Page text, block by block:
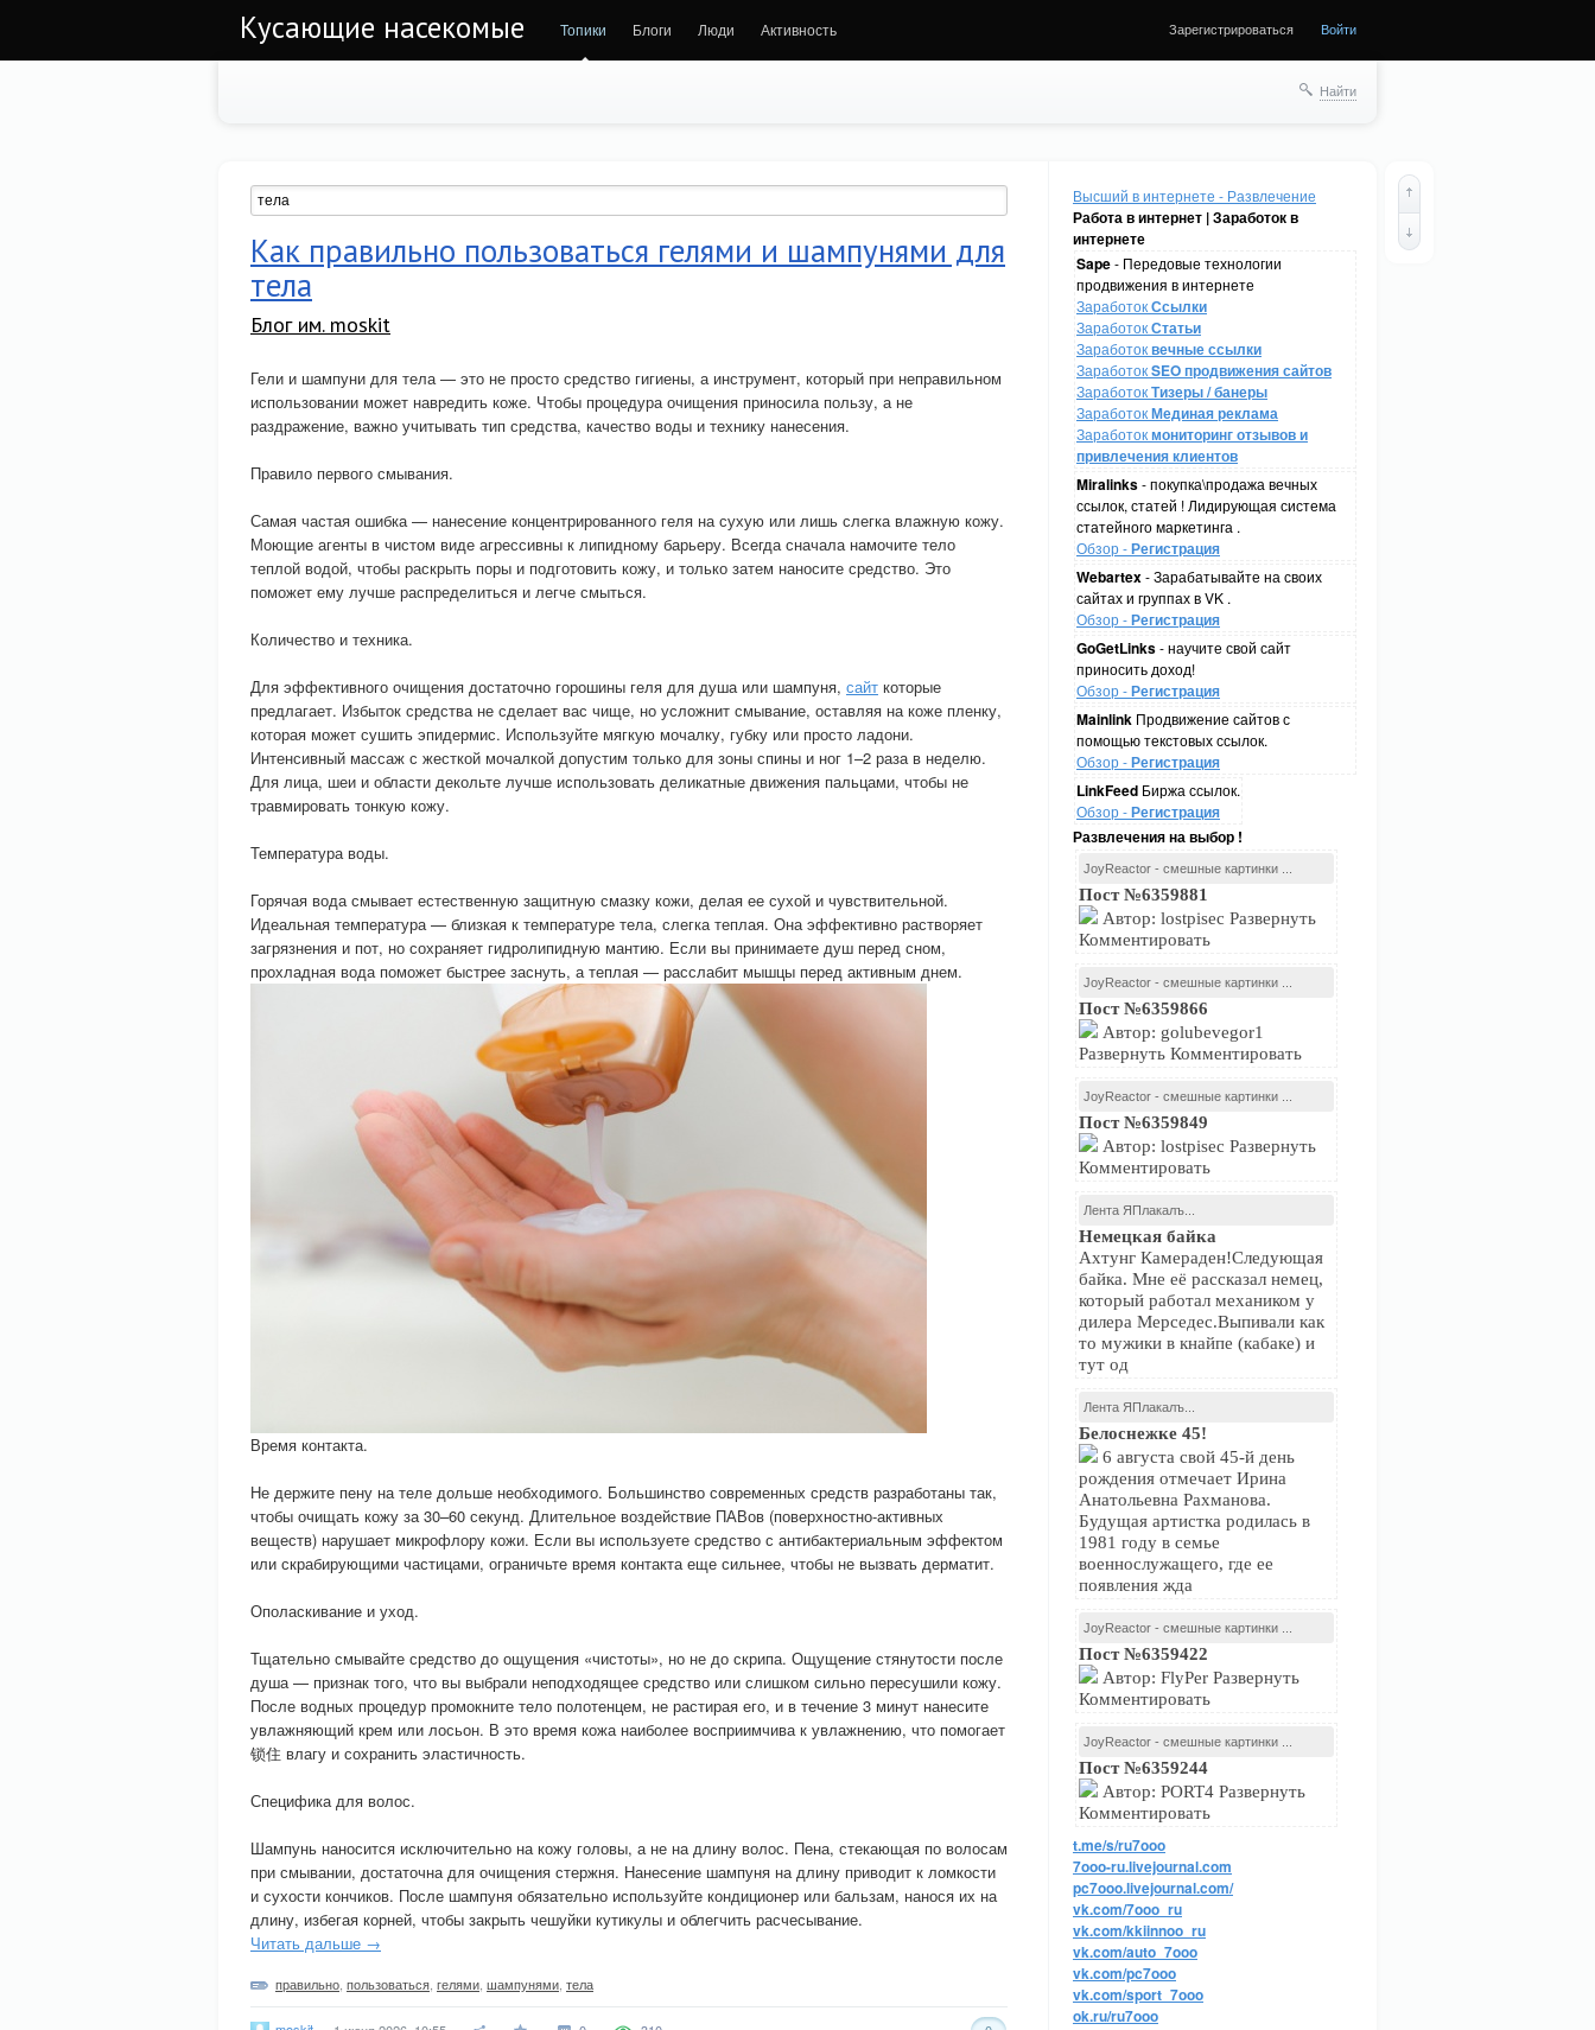
Кусающие насекомые Топики Блоги Люди Активность Зарегистрироваться Войти
Найти
Высший в интернете - Развлечение
Работа в интернет | Заработок в
интернете
Sape- Передовые технологии
продвижения в интернете
ЗаработокСсылки
ЗаработокСтатьи
Заработоквечные ссылки
ЗаработокSEO продвижения сайтов
ЗаработокТизеры / банеры
ЗаработокМединая реклама
Заработокмониторинг отзывов и
привлечения клиентов
Miralinks- покупка\продажа вечных
ссылок, статей ! Лидирующая система
статейного маркетинга .
Обзор -Регистрация
Webartex- Зарабатывайте на своих
сайтах и группах в VK .
Обзор -Регистрация
GoGetLinks- научите свой сайт
приносить доход!
Обзор -Регистрация
Mainlink Продвижение сайтов с
помощью текстовых ссылок.
Обзор -Регистрация
LinkFeed Биржа ссылок.
Обзор -Регистрация
Развлечения на выбор !
JoyReactor - смешные картинки ...
Пост №6359881
Автор: lostpisec Развернуть
Комментировать
JoyReactor - смешные картинки ...
Пост №6359866
Автор: golubevegor1
Развернуть Комментировать
JoyReactor - смешные картинки ...
Пост №6359849
Автор: lostpisec Развернуть
Комментировать
Лента ЯПлакалъ...
Немецкая байка
Ахтунг Камераден!Следующая
байка. Мне её рассказал немец,
который работал механиком у
дилера Мерседес.Выпивали как
то мужики в кнайпе (кабаке) и
тут од
Лента ЯПлакалъ...
Белоснежке 45!
6 августа свой 45-й день
рождения отмечает Ирина
Анатольевна Рахманова.
Будущая артистка родилась в
1981 году в семье
военнослужащего, где ее
появления жда
JoyReactor - смешные картинки ...
Пост №6359422
Автор: FlyPer Развернуть
Комментировать
JoyReactor - смешные картинки ...
Пост №6359244
Автор: PORT4 Развернуть
Комментировать
t.me/s/ru7ooo
7ooo-ru.livejournal.com
pc7ooo.livejournal.com/
vk.com/7ooo_ru
vk.com/kkiinnoo_ru
vk.com/auto_7ooo
vk.com/pc7ooo
vk.com/sport_7ooo
ok.ru/ru7ooo
Как правильно пользоваться гелями и шампунями для
тела
Блог им. moskit
Гели и шампуни для тела — это не просто средство гигиены, а инструмент, который при неправильном
использовании может навредить коже. Чтобы процедура очищения приносила пользу, а не
раздражение, важно учитывать тип средства, качество воды и технику нанесения.
Правило первого смывания.
Самая частая ошибка — нанесение концентрированного геля на сухую или лишь слегка влажную кожу.
Моющие агенты в чистом виде агрессивны к липидному барьеру. Всегда сначала намочите тело
теплой водой, чтобы раскрыть поры и подготовить кожу, и только затем наносите средство. Это
поможет ему лучше распределиться и легче смыться.
Количество и техника.
Для эффективного очищения достаточно горошины геля для душа или шампуня, сайт которые
предлагает. Избыток средства не сделает вас чище, но усложнит смывание, оставляя на коже пленку,
которая может сушить эпидермис. Используйте мягкую мочалку, губку или просто ладони.
Интенсивный массаж с жесткой мочалкой допустим только для зоны спины и ног 1–2 раза в неделю.
Для лица, шеи и области декольте лучше использовать деликатные движения пальцами, чтобы не
травмировать тонкую кожу.
Температура воды.
Горячая вода смывает естественную защитную смазку кожи, делая ее сухой и чувствительной.
Идеальная температура — близкая к температуре тела, слегка теплая. Она эффективно растворяет
загрязнения и пот, но сохраняет гидролипидную мантию. Если вы принимаете душ перед сном,
прохладная вода поможет быстрее заснуть, а теплая — расслабит мышцы перед активным днем.
Время контакта.
Не держите пену на теле дольше необходимого. Большинство современных средств разработаны так,
чтобы очищать кожу за 30–60 секунд. Длительное воздействие ПАВов (поверхностно-активных
веществ) нарушает микрофлору кожи. Если вы используете средство с антибактериальным эффектом
или скрабирующими частицами, ограничьте время контакта еще сильнее, чтобы не вызвать дерматит.
Ополаскивание и уход.
Тщательно смывайте средство до ощущения «чистоты», но не до скрипа. Ощущение стянутости после
душа — признак того, что вы выбрали неподходящее средство или слишком сильно пересушили кожу.
После водных процедур промокните тело полотенцем, не растирая его, и в течение 3 минут нанесите
увлажняющий крем или лосьон. В это время кожа наиболее восприимчива к увлажнению, что помогает
锁住 влагу и сохранить эластичность.
Специфика для волос.
Шампунь наносится исключительно на кожу головы, а не на длину волос. Пена, стекающая по волосам
при смывании, достаточна для очищения стержня. Нанесение шампуня на длину приводит к ломкости
и сухости кончиков. После шампуня обязательно используйте кондиционер или бальзам, нанося их на
длину, избегая корней, чтобы закрыть чешуйки кутикулы и облегчить расчесывание.
Читать дальше →
правильно пользоваться гелями шампунями тела